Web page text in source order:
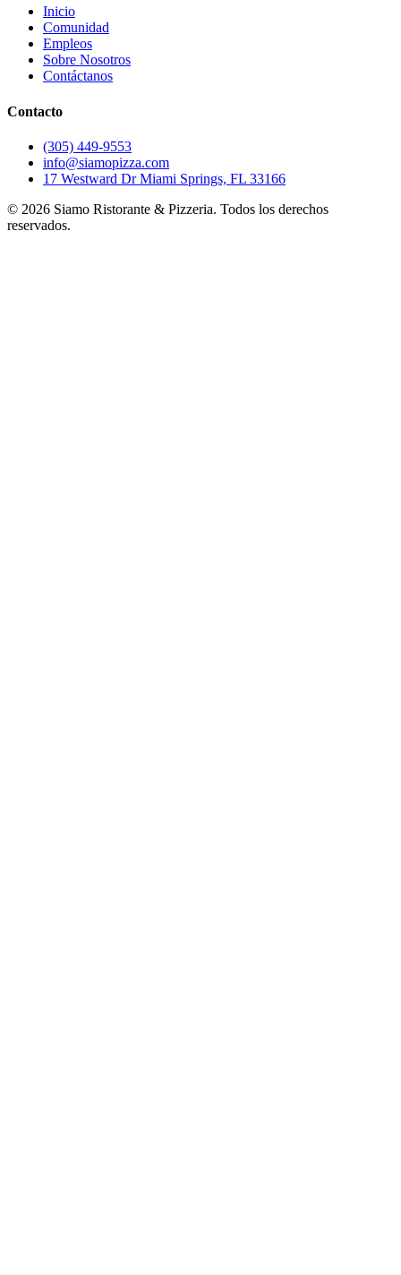
Inicio
Comunidad
Empleos
Sobre Nosotros
Contáctanos
Contacto
(305) 449-9553
info@siamopizza.com
17 Westward Dr Miami Springs, FL 33166
© 2026 Siamo Ristorante & Pizzeria. Todos los derechos
reservados.